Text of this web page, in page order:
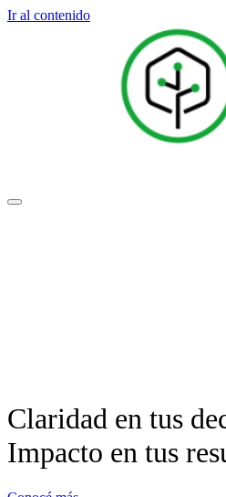
Ir al contenido
Claridad en tus
Impacto en tus